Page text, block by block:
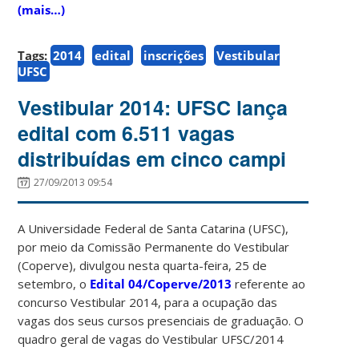
(mais…)
Tags: 2014 edital inscrições
Vestibular
UFSC
Vestibular 2014: UFSC lança
edital com 6.511 vagas
distribuídas em cinco campi
27/09/2013 09:54
A Universidade Federal de Santa Catarina (UFSC),
por meio da Comissão Permanente do Vestibular
(Coperve), divulgou nesta quarta-feira, 25 de
setembro, o Edital 04/Coperve/2013 referente ao
concurso Vestibular 2014, para a ocupação das
vagas dos seus cursos presenciais de graduação. O
quadro geral de vagas do Vestibular UFSC/2014